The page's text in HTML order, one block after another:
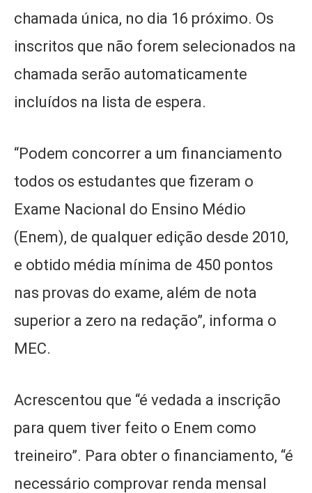
chamada única, no dia 16 próximo. Os
inscritos que não forem selecionados na
chamada serão automaticamente
incluídos na lista de espera.
“Podem concorrer a um financiamento
todos os estudantes que fizeram o
Exame Nacional do Ensino Médio
(Enem), de qualquer edição desde 2010,
e obtido média mínima de 450 pontos
nas provas do exame, além de nota
superior a zero na redação”, informa o
MEC.
Acrescentou que “é vedada a inscrição
para quem tiver feito o Enem como
treineiro”. Para obter o financiamento, “é
necessário comprovar renda mensal